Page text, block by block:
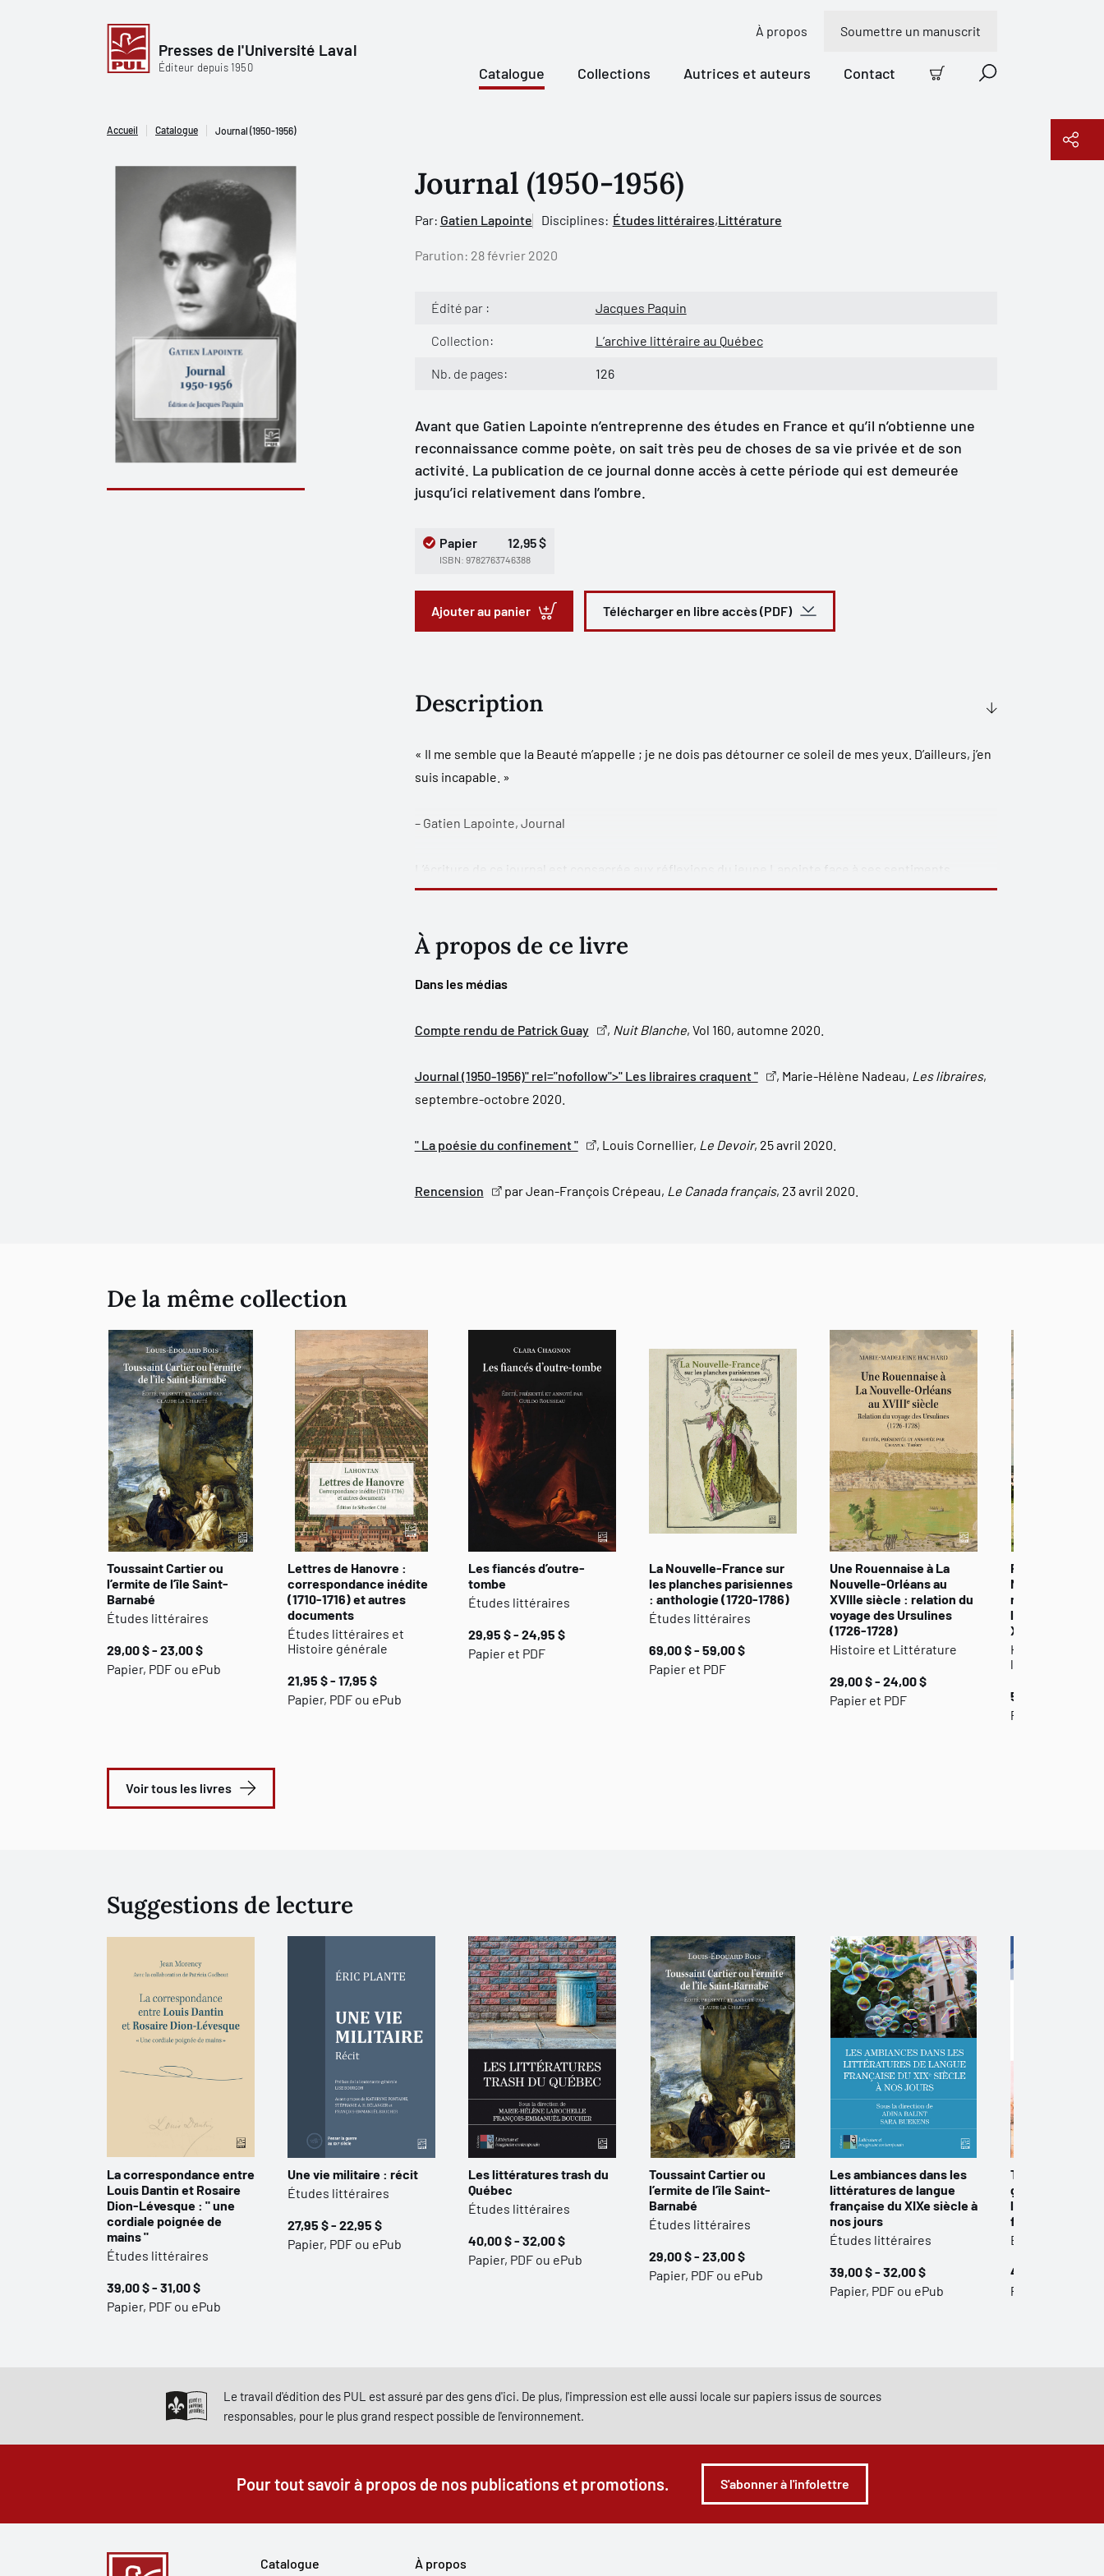
Presses de l'Université Laval
Éditeur depuis 1950
À propos Soumettre un manuscrit
Catalogue Collections Autrices et auteurs Contact
Panier Recherche
Accueil Catalogue Journal (1950-1956)
Journal (1950-1956)
Par: Gatien Lapointe Disciplines: Études littéraires,Littérature
Parution: 28 février 2020
Édité par : Jacques Paquin
Collection: L’archive littéraire au Québec
Nb. de pages: 126
Avant que Gatien Lapointe n’entreprenne des études en France et qu’il n’obtienne une
reconnaissance comme poète, on sait très peu de choses de sa vie privée et de son
activité. La publication de ce journal donne accès à cette période qui est demeurée
jusqu’ici relativement dans l’ombre.
Papier 12,95 $
ISBN: 9782763746388
Ajouter au panier Télécharger en libre accès (PDF)
Description
« Il me semble que la Beauté m’appelle ; je ne dois pas détourner ce soleil de mes yeux. D’ailleurs, j’en
suis incapable. »
– Gatien Lapointe, Journal
L’écriture de ce journal est consacrée aux réflexions du jeune Lapointe face à ses sentiments
amoureux, son avenir et ses angoisses devant le monde adulte, mais c’est sa vocation de poète qui
À propos de ce livre
Dans les médias
Compte rendu de Patrick Guay , Nuit Blanche, Vol 160, automne 2020.
Journal (1950-1956)" rel="nofollow">" Les libraires craquent " , Marie-Hélène Nadeau, Les libraires,
septembre-octobre 2020.
" La poésie du confinement " , Louis Cornellier, Le Devoir, 25 avril 2020.
Rencension par Jean-François Crépeau, Le Canada français, 23 avril 2020.
De la même collection
Toussaint Cartier ou
l’ermite de l’île Saint-
Barnabé
Études littéraires
29,00 $ - 23,00 $
Papier, PDF ou ePub
Lettres de Hanovre :
correspondance inédite
(1710-1716) et autres
documents
Études littéraires et
Histoire générale
21,95 $ - 17,95 $
Papier, PDF ou ePub
Les fiancés d’outre-
tombe
Études littéraires
29,95 $ - 24,95 $
Papier et PDF
La Nouvelle-France sur
les planches parisiennes
: anthologie (1720-1786)
Études littéraires
69,00 $ - 59,00 $
Papier et PDF
Une Rouennaise à La
Nouvelle-Orléans au
XVIIIe siècle : relation du
voyage des Ursulines
(1726-1728)
Histoire et Littérature
29,00 $ - 24,00 $
Papier et PDF
Rêver le
Monde :
nord-américain
littérature
XVIIIe siècle
Histoire et
littéraires
54,00 $ - 45,00
Papier et PDF
Voir tous les livres
Suggestions de lecture
La correspondance entre
Louis Dantin et Rosaire
Dion-Lévesque : " une
cordiale poignée de
mains "
Études littéraires
39,00 $ - 31,00 $
Papier, PDF ou ePub
Une vie militaire : récit
Études littéraires
27,95 $ - 22,95 $
Papier, PDF ou ePub
Les littératures trash du
Québec
Études littéraires
40,00 $ - 32,00 $
Papier, PDF ou ePub
Toussaint Cartier ou
l’ermite de l’île Saint-
Barnabé
Études littéraires
29,00 $ - 23,00 $
Papier, PDF ou ePub
Les ambiances dans les
littératures de langue
française du XIXe siècle à
nos jours
Études littéraires
39,00 $ - 32,00 $
Papier, PDF ou ePub
Traces des
germaniques
l’imaginaire
français et
Études
42,00 $ - 35,00
Papier et PDF
Le travail d'édition des PUL est assuré par des gens d'ici. De plus, l'impression est elle aussi locale sur papiers issus de sources
responsables, pour le plus grand respect possible de l'environnement.
Pour tout savoir à propos de nos publications et promotions. S'abonner à l'infolettre
Catalogue À propos